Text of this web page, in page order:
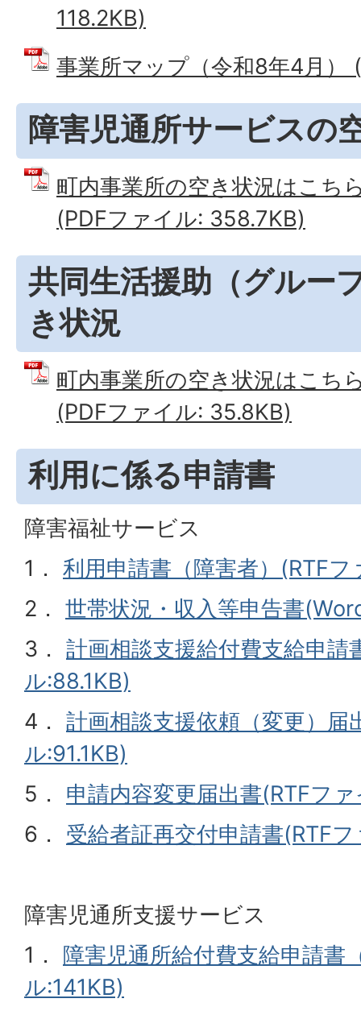
118.2KB)
事業所マップ（令和8年4月）
障害児通所サービスの
町内事業所の空き状況はこち
(PDFファイル: 358.7KB)
共同生活援助（グルー
き状況
町内事業所の空き状況はこち
(PDFファイル: 35.8KB)
利用に係る申請書
障害福祉サービス
1． 利用申請書（障害者）(RTF
2． 世帯状況・収入等申告書
3． 計画相談支援給付費支給申請
ル:88.1KB)
4． 計画相談支援依頼（変更）届
ル:91.1KB)
5． 申請内容変更届出書(RTFフ
6． 受給者証再交付申請書(RTF
障害児通所支援サービス
1． 障害児通所給付費支給申請書
ル:141KB)